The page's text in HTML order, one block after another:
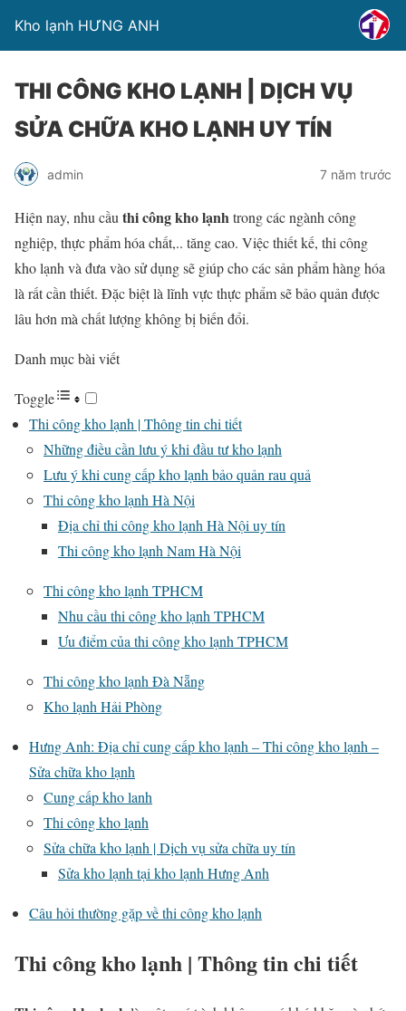
Kho lạnh HƯNG ANH
THI CÔNG KHO LẠNH | DỊCH VỤ
SỬA CHỮA KHO LẠNH UY TÍN
admin 7 năm trước
Hiện nay, nhu cầu thi công kho lạnhtrong các ngành công
nghiệp, thực phẩm hóa chất,.. tăng cao. Việc thiết kế, thi công
kho lạnh và đưa vào sử dụng sẽ giúp cho các sản phẩm hàng hóa
là rất cần thiết. Đặc biệt là lĩnh vực thực phẩm sẽ bảo quản được
lâu hơn mà chất lượng không bị biến đổi.
Danh mục bài viết
Toggle
Thi công kho lạnh | Thông tin chi tiết
Những điều cần lưu ý khi đầu tư kho lạnh
Lưu ý khi cung cấp kho lạnh bảo quản rau quả
Thi công kho lạnh Hà Nội
Địa chỉ thi công kho lạnh Hà Nội uy tín
Thi công kho lạnh Nam Hà Nội
Thi công kho lạnh TPHCM
Nhu cầu thi công kho lạnh TPHCM
Ưu điểm của thi công kho lạnh TPHCM
Thi công kho lạnh Đà Nẵng
Kho lạnh Hải Phòng
Hưng Anh: Địa chỉ cung cấp kho lạnh – Thi công kho lạnh –
Sửa chữa kho lạnh
Cung cấp kho lanh
Thi công kho lạnh
Sửa chữa kho lạnh | Dịch vụ sửa chữa uy tín
Sửa kho lạnh tại kho lạnh Hưng Anh
Câu hỏi thường gặp về thi công kho lạnh
Thi công kho lạnh | Thông tin chi tiết